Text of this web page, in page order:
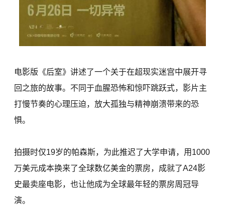
电影版《后室》讲述了一个关于在超现实迷宫中展开寻
回之旅的故事。不同于血腥恐怖和惊吓跳跃式，影片主
打慢节奏的心理压迫，放大孤独与精神崩溃带来的恐
惧。
拍摄时仅19岁的帕森斯，为此推迟了大学申请，用1000
万美元成本换来了全球数亿美金的票房，成就了A24影
史最卖座电影，也让他成为全球最年轻的票房周冠导
演。